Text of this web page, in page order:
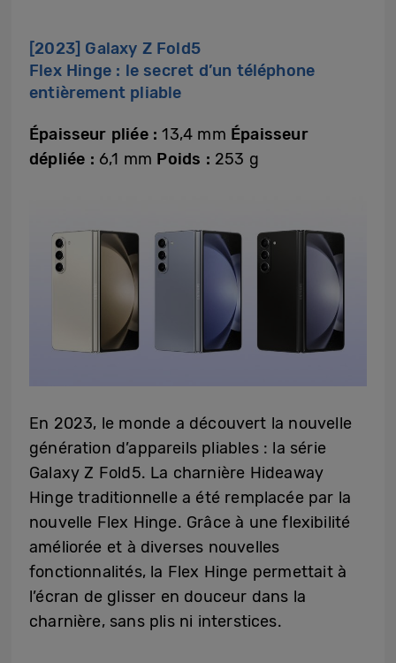
[2023] Galaxy Z Fold5
Flex Hinge : le secret d’un téléphone
entièrement pliable
Épaisseur pliée :13,4 mm Épaisseur
dépliée : 6,1 mm Poids : 253 g
En 2023, le monde a découvert la nouvelle
génération d’appareils pliables : la série
Galaxy Z Fold5. La charnière Hideaway
Hinge traditionnelle a été remplacée par la
nouvelle Flex Hinge. Grâce à une flexibilité
améliorée et à diverses nouvelles
fonctionnalités, la Flex Hinge permettait à
l’écran de glisser en douceur dans la
charnière, sans plis ni interstices.